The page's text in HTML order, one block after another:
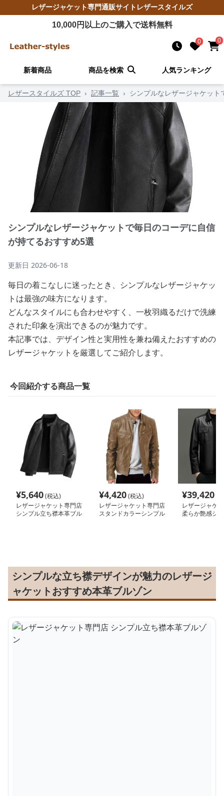
レザージャケット専門通販サイト レザースタイルズ
10,000円以上のご購入で送料無料
0 0
新着商品 商品を検索 人気ランキング
レザースタイルズ TOP › 記事一覧 › シンプルなレザージャケッ
シンプルなレザージャケットで毎日のコーデに自信
が持てるおすすめ5選
更新日 2026-06-18
毎日の着こなしに迷ったとき、シンプルなレザージャケッ
トは最強の味方になります。
どんなスタイルにも合わせやすく、一枚羽織るだけで洗練
された印象を演出できるのが魅力です。
本記事では、デザイン性と実用性を兼ね備えたおすすめの
レザージャケットを厳選してご紹介します。
今回紹介する商品一覧
¥5,640(税込)
レザージャケット専門店
シンプル立ち襟本革ブル
¥4,420(税込)
レザージャケット専門店
スタンドカラーシンプル
¥39,420
レザージャケ
柔らか艶感シ
シンプルな立ち襟デザインが魅力のレザージ
ャケットおすすめ本革ブルゾン